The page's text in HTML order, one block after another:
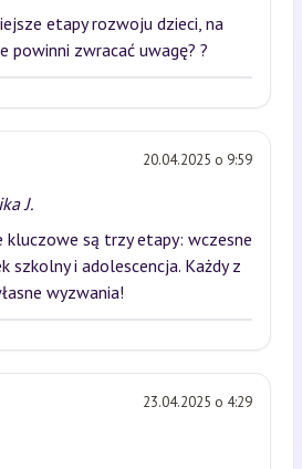
etapy rozwoju dzieci, na
powinni zwracać uwagę? ?
20.04.2025 o 9:59
J.
kluczowe są trzy etapy: wczesne
szkolny i adolescencja. Każdy z
wyzwania!
23.04.2025 o 4:29